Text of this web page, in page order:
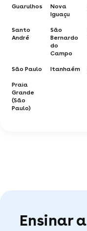
Guarulhos
Nova
Iguaçu
Santo
André
São
Bernardo
do
Campo
São Paulo Itanhaém
Praia
Grande
(São
Paulo)
Ensinar a